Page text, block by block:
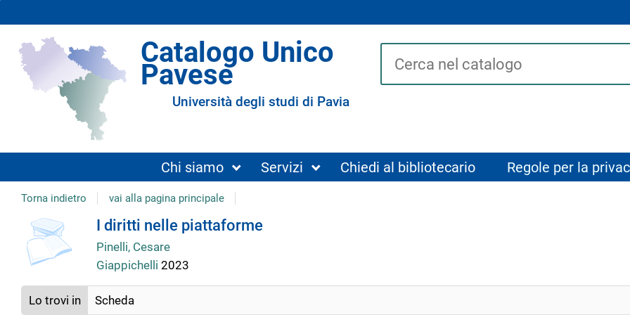
Catalogo Unico
Pavese
Università degli studi di Pavia
Cerca su "Catalogo"
Chi siamo Servizi Chiedi al bibliotecario Regole per la
Torna indietro vai alla pagina principale
Dettaglio
del
documento
I diritti nelle piattaforme
Pinelli, Cesare
Giappichelli 2023
Lo trovi in Scheda